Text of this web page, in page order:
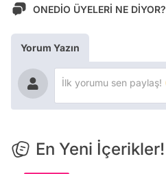
ONEDİO ÜYELERİ NE DİYOR?
Yorum Yazın
En Yeni İçerikler!